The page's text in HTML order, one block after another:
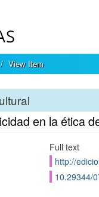
View Item
en la ética
Full text
http://
10.29344/